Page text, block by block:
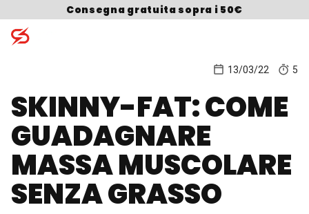
Skip to contentConsegna gratuita sopra i 50€
13/03/22 5
SKINNY-FAT: COME
GUADAGNARE
MASSA MUSCOLARE
SENZA GRASSO
Search for: